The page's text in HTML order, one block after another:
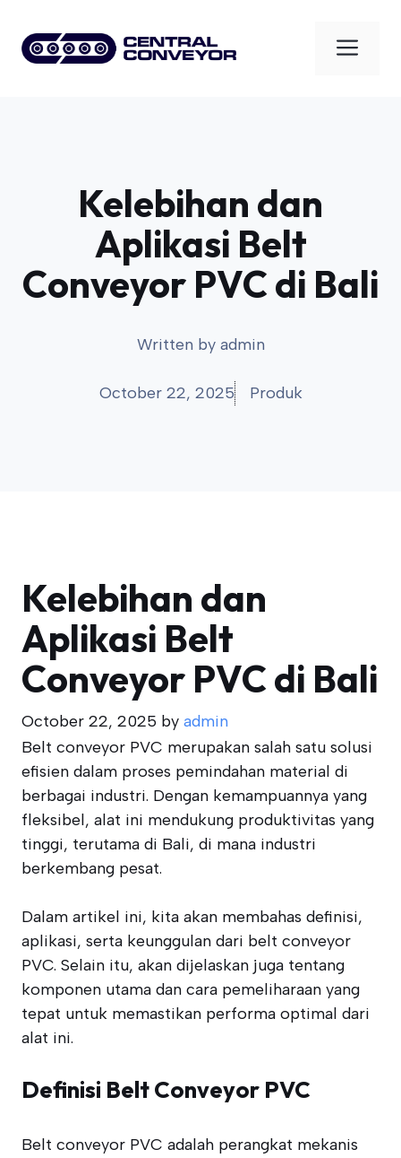
content
Kelebihan dan
Aplikasi Belt
Conveyor PVC di Bali
Written by admin
October 22, 2025 Produk
Kelebihan dan
Aplikasi Belt
Conveyor PVC di Bali
October 22, 2025 by admin
Belt conveyor PVC merupakan salah satu solusi
efisien dalam proses pemindahan material di
berbagai industri. Dengan kemampuannya yang
fleksibel, alat ini mendukung produktivitas yang
tinggi, terutama di Bali, di mana industri
berkembang pesat.
Dalam artikel ini, kita akan membahas definisi,
aplikasi, serta keunggulan dari belt conveyor
PVC. Selain itu, akan dijelaskan juga tentang
komponen utama dan cara pemeliharaan yang
tepat untuk memastikan performa optimal dari
alat ini.
Definisi Belt Conveyor PVC
Belt conveyor PVC adalah perangkat mekanis